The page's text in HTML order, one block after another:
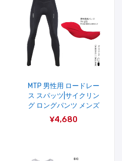
MTP 男性用 ロードレー
ス スパッツ|サイクリン
グ ロングパンツ メンズ
¥4,680